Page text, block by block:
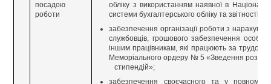
посадою
роботи
обліку з використанням наявної в
системи бухгалтерського обліку та звітності;
забезпечення організації роботи з
службовців, грошового забезпечення
іншим працівникам, які працюють за
Меморіального ордеру № 5 «Зведення
стипендій»;
забезпечення своєчасного та у повному